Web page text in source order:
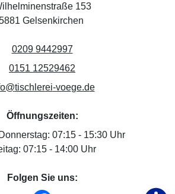
153
Gelsenkirchen
Telefonnummer:
0209 9442997(öffnet Wählfeld zum
WhatsApp:
0151 12529462
Adresse:
o@tischlerei-voege.de- Seite mit
Öffnungszeiten:
07:15 - 15:30 Uhr
07:15 - 14:00 Uhr
Folgen Sie uns: